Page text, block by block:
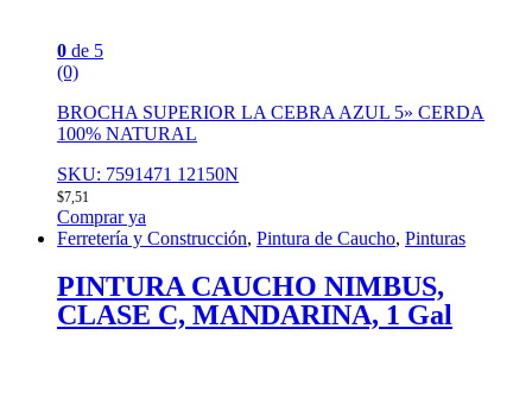
0 de 5
(0)
BROCHA SUPERIOR LA CEBRA AZUL 5» CERDA
100% NATURAL
SKU: 7591471 12150N
$7,51
Comprar ya
Ferretería y Construcción, Pintura de Caucho, Pinturas
PINTURA CAUCHO NIMBUS,
CLASE C, MANDARINA, 1 Gal